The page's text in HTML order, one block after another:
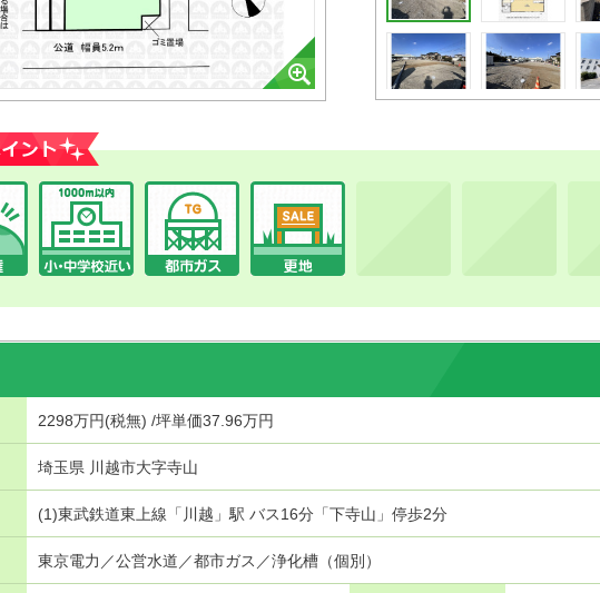
2298万円(税無) /坪単価37.96万円
埼玉県 川越市大字寺山
(1)東武鉄道東上線「川越」駅 バス16分「下寺山」停歩2分
東京電力／公営水道／都市ガス／浄化槽（個別）